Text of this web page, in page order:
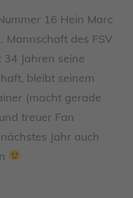
16 Hein Marc
Mannschaft des FSV
Jahren seine
bleibt seinem
(macht gerade
treuer Fan
Jahr auch